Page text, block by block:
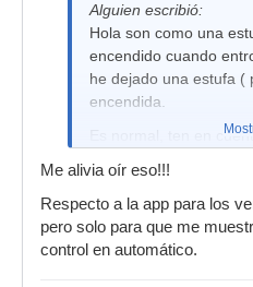
Alguien escribió:
Hola son como una
encendido cuando
he dejado una estufa (
encendida.
Es normal, ten en
alguna app?.
Saludos.
Me alivia oír eso!!!
Respecto a la app para los
pero solo para que me
control en automático.